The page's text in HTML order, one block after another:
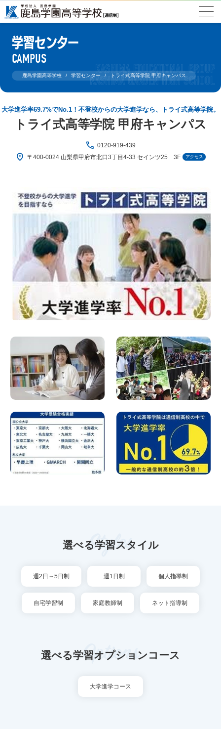
学習センター
CAMPUS
鹿島学園高等学校 学習センター トライ式高等学院 甲府キャンパス
大学進学率69.7%でNo.1！不登校からの大学進学なら、トライ式高等学院。
トライ式高等学院 甲府キャンパス
phone 0120-919-439
location_on 〒400-0024 山梨県甲府市北口3丁目4-33 セインツ25 3F アクセス
選べる学習スタイル
Styles
週2日～5日制 週1日制 個人指導制
自宅学習制 家庭教師制 ネット指導制
選べる学習オプションコース
Options
大学進学コース